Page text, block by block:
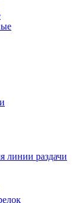
линии раздачи